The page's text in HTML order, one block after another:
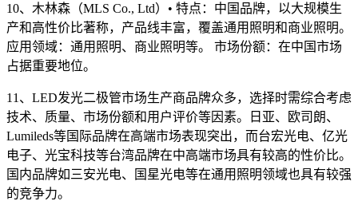
10、木林森（MLS Co., Ltd）• 特点：中国品牌，以大规模生
产和高性价比著称，产品线丰富，覆盖通用照明和商业照明。
应用领域：通用照明、商业照明等。 市场份额：在中国市场
占据重要地位。
11、LED发光二极管市场生产商品牌众多，选择时需综合考虑
技术、质量、市场份额和用户评价等因素。日亚、欧司朗、
Lumileds等国际品牌在高端市场表现突出，而台宏光电、亿光
电子、光宝科技等台湾品牌在中高端市场具有较高的性价比。
国内品牌如三安光电、国星光电等在通用照明领域也具有较强
的竞争力。